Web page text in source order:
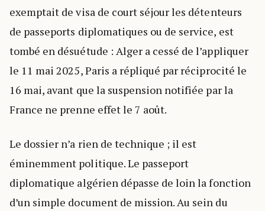
exemptait de visa de court séjour les détenteurs
de passeports diplomatiques ou de service, est
tombé en désuétude : Alger a cessé de l’appliquer
le 11 mai 2025, Paris a répliqué par réciprocité le
16 mai, avant que la suspension notifiée par la
France ne prenne effet le 7 août.
Le dossier n’a rien de technique ; il est
éminemment politique. Le passeport
diplomatique algérien dépasse de loin la fonction
d’un simple document de mission. Au sein du